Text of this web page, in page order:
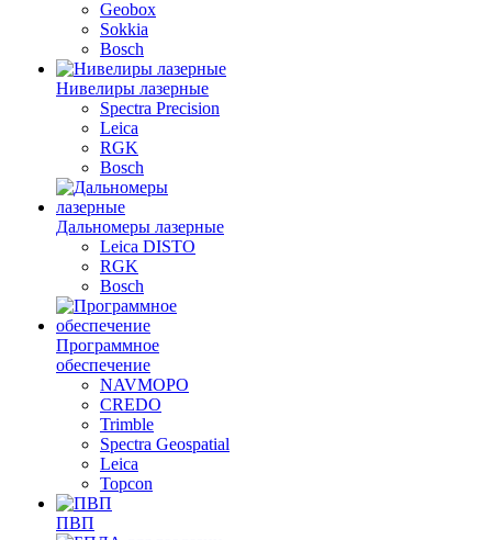
Geobox
Sokkia
Bosch
Нивелиры лазерные
Spectra Precision
Leica
RGK
Bosch
Дальномеры лазерные
Leica DISTO
RGK
Bosch
Программное
обеспечение
NAVMOPO
CREDO
Trimble
Spectra Geospatial
Leica
Topcon
ПВП